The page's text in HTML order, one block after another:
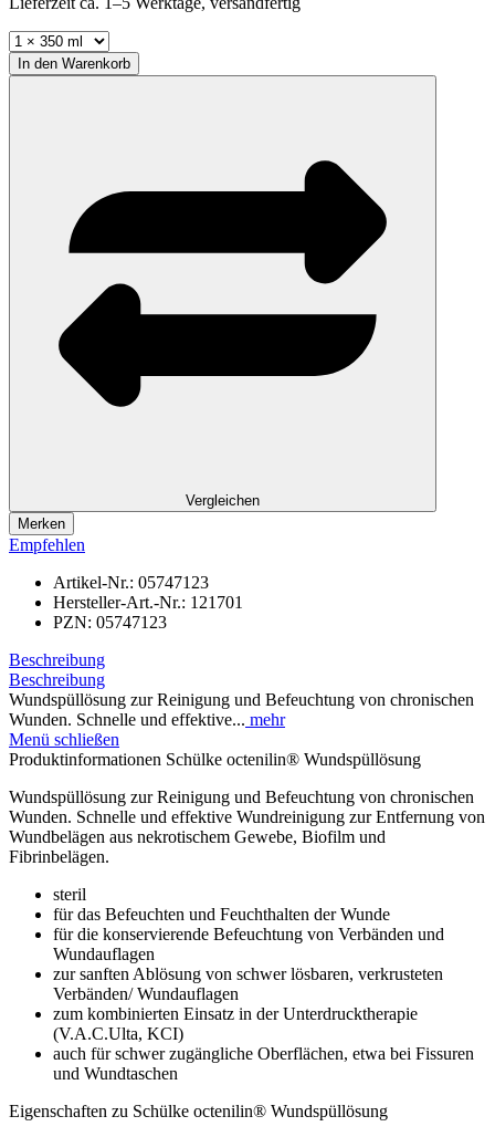
In den Warenkorb
Vergleichen
Merken
Empfehlen
Artikel-Nr.: 05747123
Hersteller-Art.-Nr.: 121701
PZN: 05747123
Beschreibung
Beschreibung
Wundspüllösung zur Reinigung und Befeuchtung von chronischen
Wunden. Schnelle und effektive... mehr
Menü schließen
Produktinformationen Schülke octenilin® Wundspüllösung
Wundspüllösung zur Reinigung und Befeuchtung von chronischen
Wunden. Schnelle und effektive Wundreinigung zur Entfernung von
Wundbelägen aus nekrotischem Gewebe, Biofilm und
Fibrinbelägen.
steril
für das Befeuchten und Feuchthalten der Wunde
für die konservierende Befeuchtung von Verbänden und
Wundauflagen
zur sanften Ablösung von schwer lösbaren, verkrusteten
Verbänden/ Wundauflagen
zum kombinierten Einsatz in der Unterdrucktherapie
(V.A.C.Ulta, KCI)
auch für schwer zugängliche Oberflächen, etwa bei Fissuren
und Wundtaschen
Eigenschaften zu Schülke octenilin® Wundspüllösung